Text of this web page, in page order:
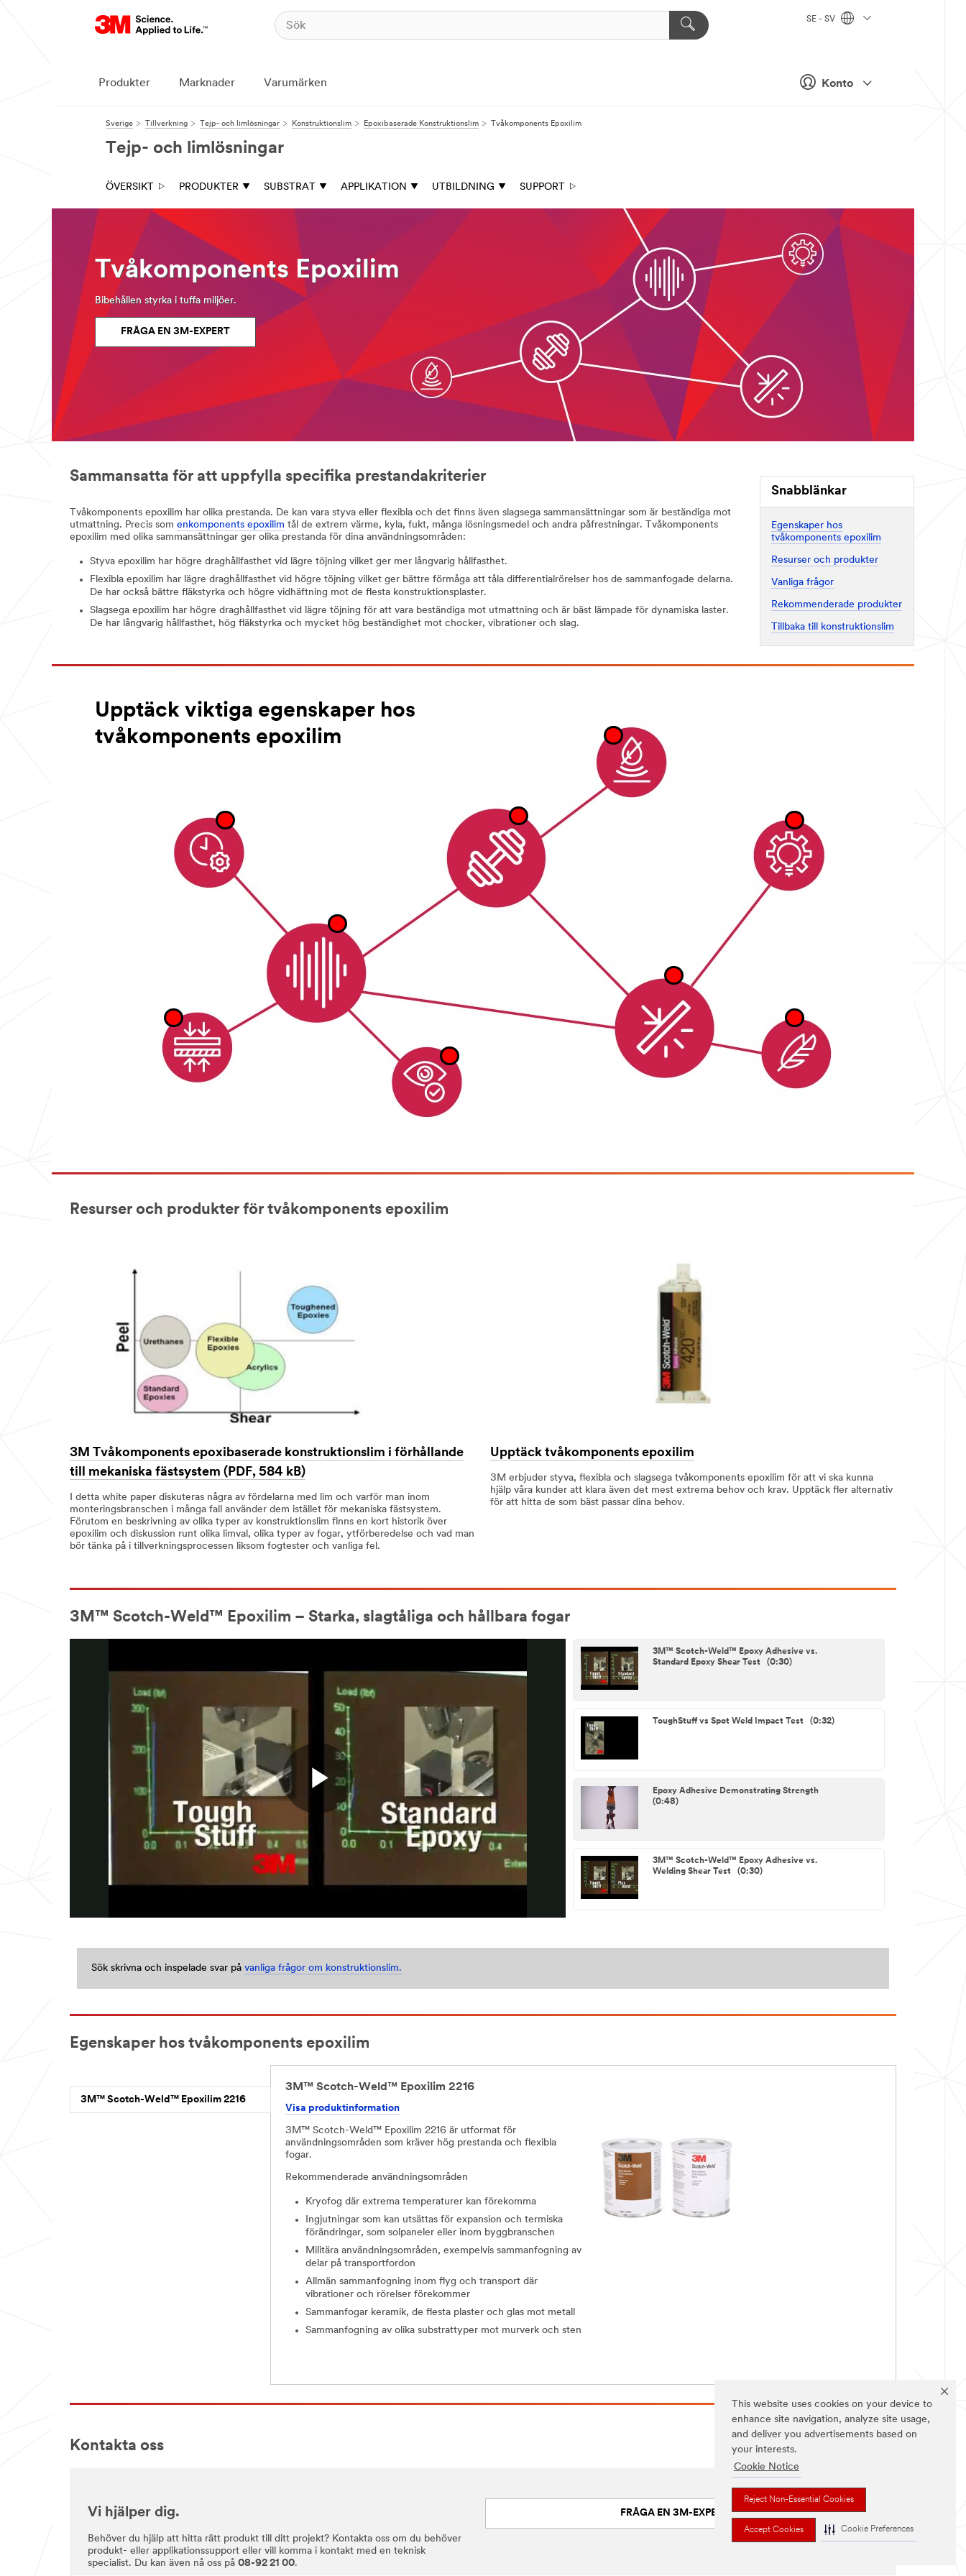
This website uses cookies on your device to
enhance site navigation, analyze site usage,
and deliver you advertisements based on
your interests.
Cookie Notice
Reject Non-Essential Cookies
Accept Cookies Cookie Preferences
Konto
SE - SV
Produkter Marknader Varumärken
Sverige Tillverkning Tejp- och limlösningar Konstruktionslim Epoxibaserade Konstruktionslim Tvåkomponents Epoxilim
Tejp- och limlösningar
ÖVERSIKT PRODUKTER SUBSTRAT APPLIKATION UTBILDNING SUPPORT
Tvåkomponents Epoxilim
Bibehållen styrka i tuffa miljöer.
FRÅGA EN 3M-EXPERT
Snabblänkar
Egenskaper hos
tvåkomponents epoxilim
Resurser och produkter
Vanliga frågor
Rekommenderade produkter
Tillbaka till konstruktionslim
Sammansatta för att uppfylla specifika prestandakriterier
Tvåkomponents epoxilim har olika prestanda. De kan vara styva eller flexibla och det finns även slagsega sammansättningar som är beständiga mot
utmattning. Precis som enkomponents epoxilim tål de extrem värme, kyla, fukt, många lösningsmedel och andra påfrestningar. Tvåkomponents
epoxilim med olika sammansättningar ger olika prestanda för dina användningsområden:
Styva epoxilim har högre draghållfasthet vid lägre töjning vilket ger mer långvarig hållfasthet.
Flexibla epoxilim har lägre draghållfasthet vid högre töjning vilket ger bättre förmåga att tåla differentialrörelser hos de sammanfogade delarna.
De har också bättre fläkstyrka och högre vidhäftning mot de flesta konstruktionsplaster.
Slagsega epoxilim har högre draghållfasthet vid lägre töjning för att vara beständiga mot utmattning och är bäst lämpade för dynamiska laster.
De har långvarig hållfasthet, hög fläkstyrka och mycket hög beständighet mot chocker, vibrationer och slag.
Upptäck viktiga egenskaper hos
tvåkomponents epoxilim
Resurser och produkter för tvåkomponents epoxilim
3M Tvåkomponents epoxibaserade konstruktionslim i förhållande
till mekaniska fästsystem (PDF, 584 kB)
I detta white paper diskuteras några av fördelarna med lim och varför man inom
monteringsbranschen i många fall använder dem istället för mekaniska fästsystem.
Förutom en beskrivning av olika typer av konstruktionslim finns en kort historik över
epoxilim och diskussion runt olika limval, olika typer av fogar, ytförberedelse och vad man
bör tänka på i tillverkningsprocessen liksom fogtester och vanliga fel.
Upptäck tvåkomponents epoxilim
3M erbjuder styva, flexibla och slagsega tvåkomponents epoxilim för att vi ska kunna
hjälp våra kunder att klara även det mest extrema behov och krav. Upptäck fler alternativ
för att hitta de som bäst passar dina behov.
3M™ Scotch-Weld™ Epoxilim – Starka, slagtåliga och hållbara fogar
Play
Video
3M™ Scotch-Weld™ Epoxy Adhesive vs.
Standard Epoxy Shear Test (0:30)
ToughStuff vs Spot Weld Impact Test (0:32)
Epoxy Adhesive Demonstrating Strength
(0:48)
3M™ Scotch-Weld™ Epoxy Adhesive vs.
Welding Shear Test (0:30)
Sök skrivna och inspelade svar på vanliga frågor om konstruktionslim.
Egenskaper hos tvåkomponents epoxilim
3M™ Scotch-Weld™ Epoxilim 2216
3M™ Scotch-Weld™ Epoxilim 2216
Visa produktinformation
3M™ Scotch-Weld™ Epoxilim 2216 är utformat för
användningsområden som kräver hög prestanda och flexibla
fogar.
Rekommenderade användningsområden
Kryofog där extrema temperaturer kan förekomma
Ingjutningar som kan utsättas för expansion och termiska
förändringar, som solpaneler eller inom byggbranschen
Militära användningsområden, exempelvis sammanfogning av
delar på transportfordon
Allmän sammanfogning inom flyg och transport där
vibrationer och rörelser förekommer
Sammanfogar keramik, de flesta plaster och glas mot metall
Sammanfogning av olika substrattyper mot murverk och sten
Kontakta oss
Vi hjälper dig.
Behöver du hjälp att hitta rätt produkt till ditt projekt? Kontakta oss om du behöver
produkt- eller applikationssupport eller vill komma i kontakt med en teknisk
specialist. Du kan även nå oss på 08-92 21 00.
FRÅGA EN 3M-EXPERT